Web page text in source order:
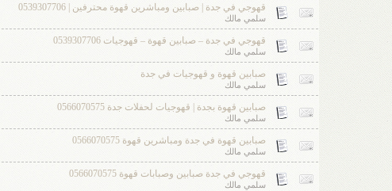
قهوجي في جدة | صبابين ومباشرين قهوة محترفين | 0539307706
سلمي مالك
قهوجي في جدة – صبابين قهوة – قهوجيات 0539307706
سلمي مالك
صبابين قهوة و قهوجيات في جدة
سلمي مالك
صبابين قهوة بجدة | قهوجيات لحفلات جدة 0566070575
سلمي مالك
صبابين قهوة في جدة ومباشرين قهوة 0566070575
سلمي مالك
قهوجي في جدة صبابين وصبابات قهوة 0566070575
سلمي مالك